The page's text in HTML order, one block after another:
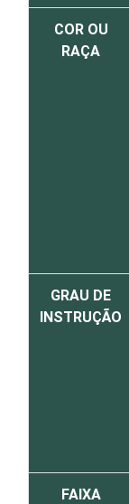
COR OU
RAÇA
GRAU DE
INSTRUÇÃO
FAIXA